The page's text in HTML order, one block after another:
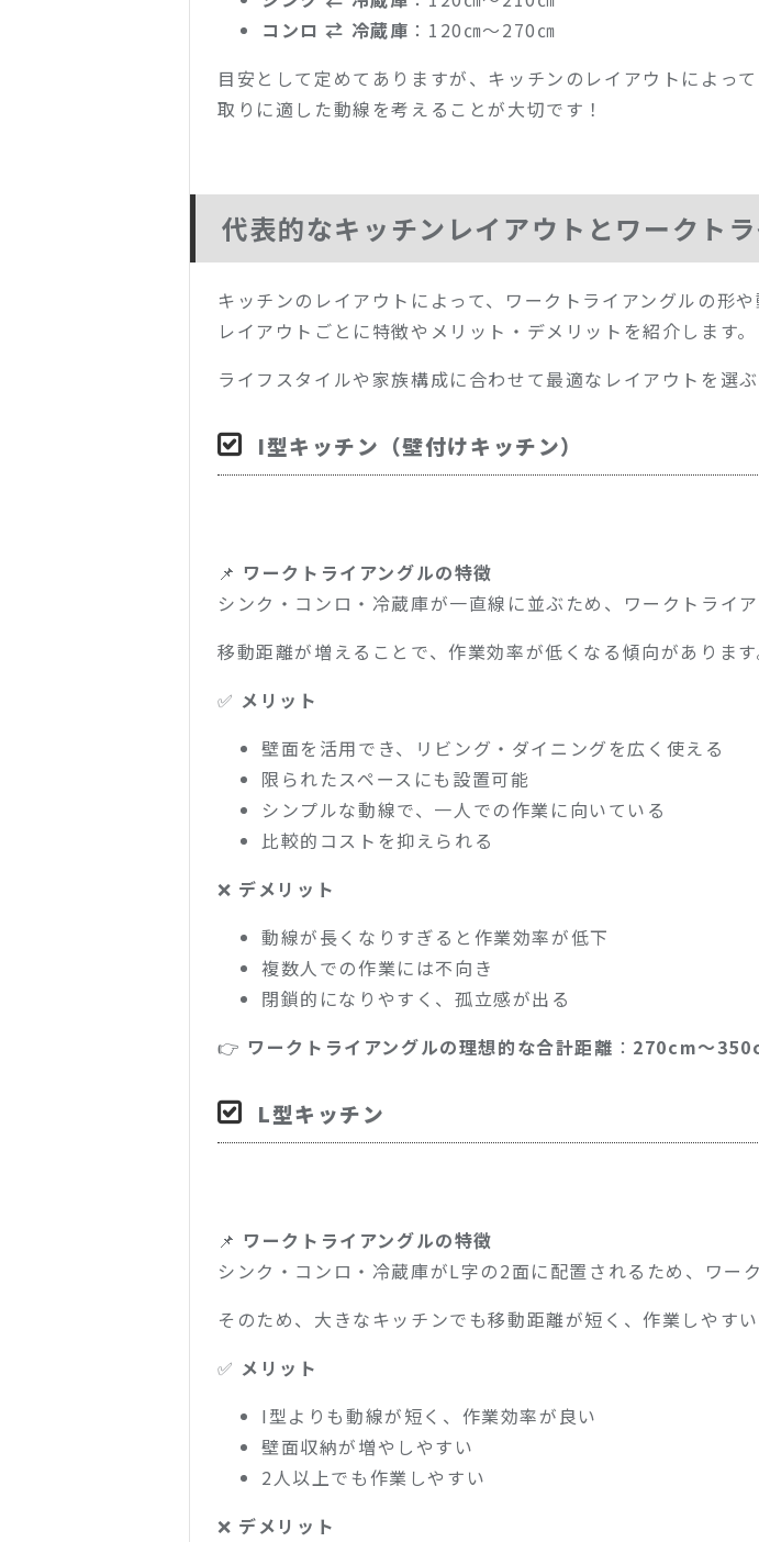
コンロ ⇄ 冷蔵庫 ：120㎝〜270㎝
目安として定めてありますが、キッチンのレイアウトによっ
取りに適した動線を考えることが大切です！
代表的なキッチンレイアウトとワークト
キッチンのレイアウトによって、ワークトライアングルの形
レイアウトごとに特徴やメリット・デメリットを紹介します。
ライフスタイルや家族構成に合わせて最適なレイアウトを選
I型キッチン（壁付けキッチン）
📌 ワークトライアングルの特徴
シンク・コンロ・冷蔵庫が一直線に並ぶため、ワークトライア
移動距離が増えることで、作業効率が低くなる傾向があります
✅ メリット
壁面を活用でき、リビング・ダイニングを広く使える
限られたスペースにも設置可能
シンプルな動線で、一人での作業に向いている
比較的コストを抑えられる
❌ デメリット
動線が長くなりすぎると作業効率が低下
複数人での作業には不向き
閉鎖的になりやすく、孤立感が出る
👉 ワークトライアングルの理想的な合計距離 ： 270cm〜
L型キッチン
📌 ワークトライアングルの特徴
シンク・コンロ・冷蔵庫がL字の2面に配置されるため、ワー
そのため、大きなキッチンでも移動距離が短く、作業しやすい
✅ メリット
I型よりも動線が短く、作業効率が良い
壁面収納が増やしやすい
2人以上でも作業しやすい
❌ デメリット